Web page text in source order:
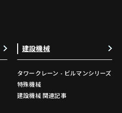
建設機械
タワークレーン - ビルマンシリーズ
特殊機械
建設機械 関連記事